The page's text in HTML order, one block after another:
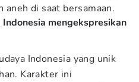
aneh di saat bersamaan.
mengekspresikan
Indonesia yang unik
Karakter ini